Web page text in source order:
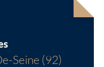
Seine (92)